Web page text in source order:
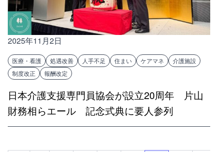
2025年11月2日
医療・看護 処遇改善 人手不足 住まい ケアマネ
介護施設
制度改正
報酬改定
日本介護支援専門員協会が設立20周年 片山
財務相らエール 記念式典に要人参列